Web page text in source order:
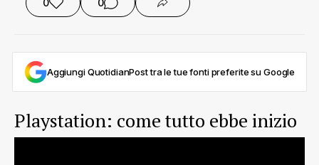
0 0
Aggiungi QuotidianPost tra le tue fonti preferite su Google
Playstation: come tutto ebbe inizio